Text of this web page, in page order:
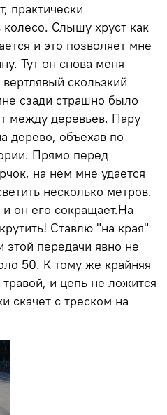
практически
Слышу хруст как
и это позволяет мне
Тут он снова меня
скользкий
сзади страшно было
между деревьев. Пару
дерево, объехав по
Прямо перед
на нем мне удается
несколько метров.
он его сокращает.На
Ставлю "на края"
этой передачи явно не
50. К тому же крайняя
и цепь не ложится
скачет с треском на